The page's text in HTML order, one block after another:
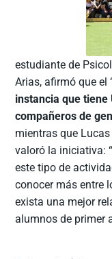
estudiante de
Arias, afirmó que el
instancia que tiene
compañeros de
mientras que
valoró la iniciativa:
este tipo de
conocer más entre
exista una mejor
alumnos de primer